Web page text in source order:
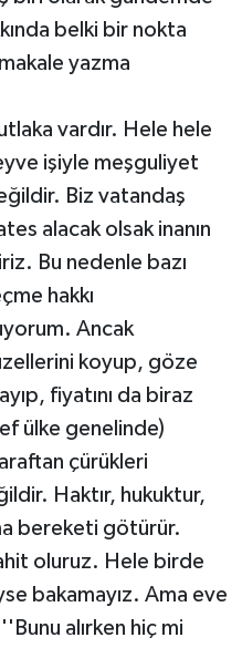
belki bir nokta
yazma
vardır. Hele hele
işiyle meşguliyet
Biz vatandaş
alacak olsak inanın
Bu nedenle bazı
hakkı
Ancak
koyup, göze
fiyatını da biraz
ülke genelinde)
çürükleri
Haktır, hukuktur,
bereketi götürür.
oluruz. Hele birde
bakamayız. Ama eve
alırken hiç mi